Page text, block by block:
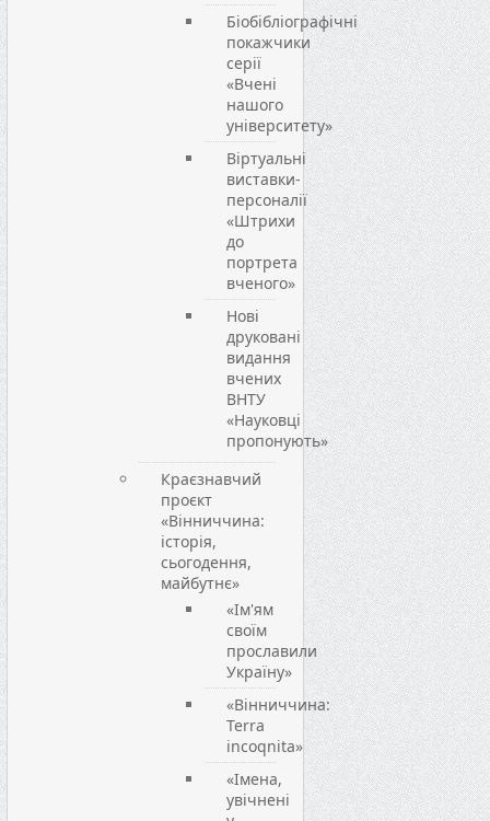
Біобібліографічні
покажчики
серії
«Вчені
нашого
університету»
Віртуальні
виставки-
персоналії
«Штрихи
до
портрета
вченого»
Нові
друковані
видання
вчених
ВНТУ
«Науковці
пропонують»
Краєзнавчий
проєкт
«Вінниччина:
історія,
сьогодення,
майбутнє»
«Ім'ям
своїм
прославили
Україну»
«Вінниччина:
Terra
incoqnita»
«Імена,
увічнені